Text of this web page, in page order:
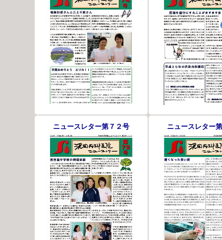
ニュースレター第７２号 ニュースレター